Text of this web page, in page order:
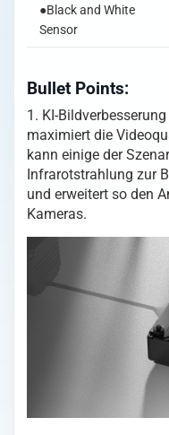
●Black and White
Sensor
Bullet Points:
1. KI-
maximiert die
kann einige der
Infrarotstrahlung zur
und erweitert so den
Kameras.